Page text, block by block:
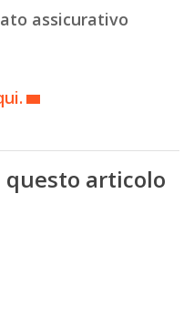
assicurativo
articolo